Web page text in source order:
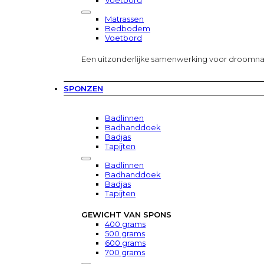
Matrassen
Bedbodem
Voetbord
Een uitzonderlijke samenwerking voor
SPONZEN
Badlinnen
Badhanddoek
Badjas
Tapijten
Badlinnen
Badhanddoek
Badjas
Tapijten
GEWICHT VAN SPONS
400 grams
500 grams
600 grams
700 grams